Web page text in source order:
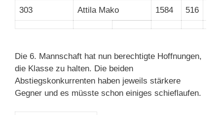
303 Attila Mako 1584 516
Die 6. Mannschaft hat nun berechtigte Hoffnungen,
die Klasse zu halten. Die beiden
Abstiegskonkurrenten haben jeweils stärkere
Gegner und es müsste schon einiges schieflaufen.